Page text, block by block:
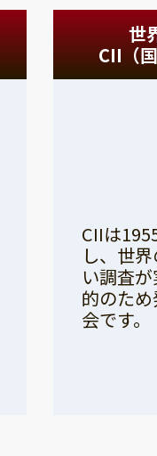
世
CII（
CIIは
し、世
い調査
的のた
会です。